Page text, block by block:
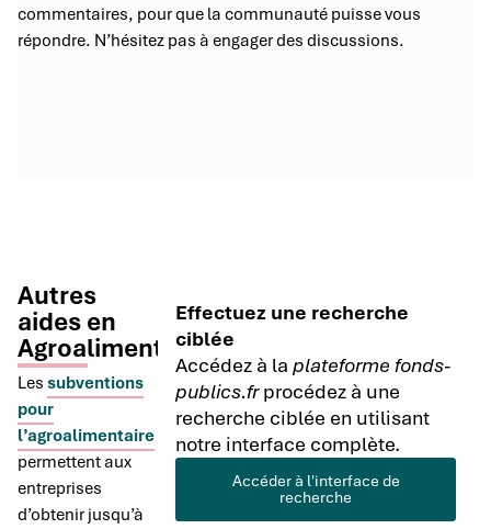
commentaires, pour que la communauté puisse vous
répondre. N’hésitez pas à engager des discussions.
Autres
aides en
Agroalimentaire
Les subventions
pour
l’agroalimentaire
permettent aux
entreprises
d’obtenir jusqu’à
Effectuez une recherche
ciblée
Accédez à laplateforme fonds-
publics.frprocédez à une
recherche ciblée en utilisant
notre interface complète.
Accéder à l'interface de
recherche